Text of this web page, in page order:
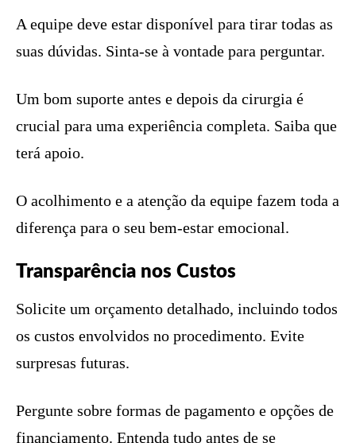
A equipe deve estar disponível para tirar todas as
suas dúvidas. Sinta-se à vontade para perguntar.
Um bom suporte antes e depois da cirurgia é
crucial para uma experiência completa. Saiba que
terá apoio.
O acolhimento e a atenção da equipe fazem toda a
diferença para o seu bem-estar emocional.
Transparência nos Custos
Solicite um orçamento detalhado, incluindo todos
os custos envolvidos no procedimento. Evite
surpresas futuras.
Pergunte sobre formas de pagamento e opções de
financiamento. Entenda tudo antes de se